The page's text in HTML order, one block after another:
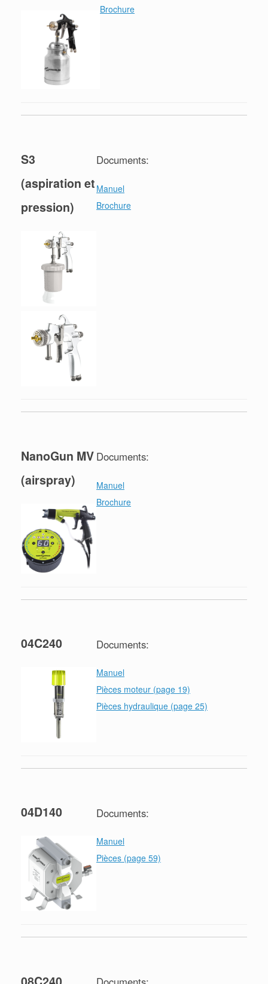
Brochure
S3
(aspiration et
pression)
Documents:
Manuel
Brochure
NanoGun MV
(airspray)
Documents:
Manuel
Brochure
04C240 Documents:
Manuel
Pièces moteur (page 19)
Pièces hydraulique (page 25)
04D140 Documents:
Manuel
Pièces (page 59)